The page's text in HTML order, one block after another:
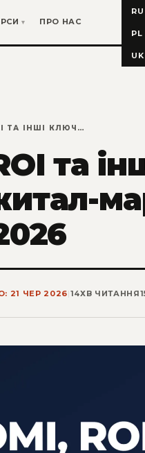
ПРО НАС
RU
PL
UK
ROAS, ROMI, ROI ТА ІНШІ КЛЮЧОВІ МЕТРИКИ ДІДЖИТАЛ-МАРКЕТИНГУ: ПОВНИЙ ГАЙД 2026
та
21 ЧЕР 2026|14ХВ ЧИТАННЯ